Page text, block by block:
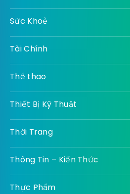
Sức Khoẻ
Tài Chính
Thể thao
Thiết Bị Kỹ Thuật
Thời Trang
Thông Tin – Kiến Thức
Thực Phẩm